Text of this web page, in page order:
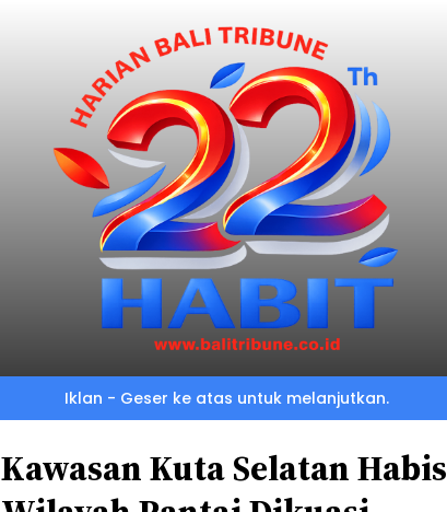
Iklan - Geser ke atas untuk melanjutkan.
Kawasan Kuta Selatan Habis